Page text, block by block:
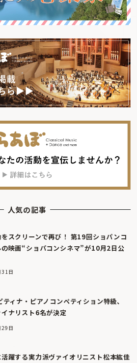
人気の記事
スクリーンで再び！ 第19回ショパンコ
の映画“ショパコンシネマ”が10月2日公
日
ィナ・ピアノコンペティション特級、
ナリスト6名が決定
日
躍する実力派ヴァイオリニスト松本紘佳